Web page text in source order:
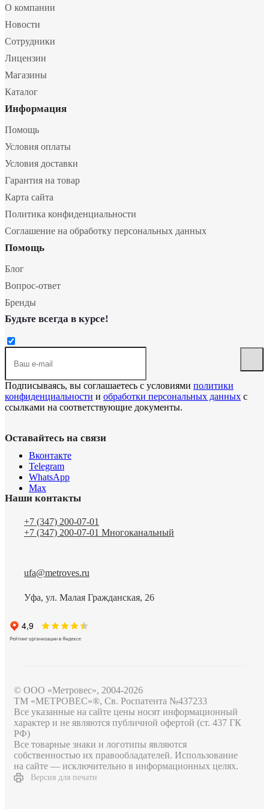
О компании
Новости
Сотрудники
Лицензии
Магазины
Каталог
Информация
Помощь
Условия оплаты
Условия доставки
Гарантия на товар
Карта сайта
Политика конфиденциальности
Соглашение на обработку персональных данных
Помощь
Блог
Вопрос-ответ
Бренды
Будьте всегда в курсе!
Подписываясь, вы соглашаетесь с условиями политики
конфиденциальности и обработки персональных данных с
ссылками на соответствующие документы.
Оставайтесь на связи
Вконтакте
Telegram
WhatsApp
Max
Наши контакты
+7 (347) 200-07-01
+7 (347) 200-07-01 Многоканальный
ufa@metroves.ru
Уфа, ул. Малая Гражданская, 26
© ООО «Метровес», 2004-2026
ТМ «МЕТРОВЕС»®, Св. Роспатента №4​3​7​2​3​3
Все указанные на сайте цены носят информационный
характер и не являются публичной офертой (ст. 437 ГК
РФ)
Все товарные знаки и логотипы являются
собственностью их правообладателей. Использование
на сайте — исключительно в информационных целях.
Версия для печати